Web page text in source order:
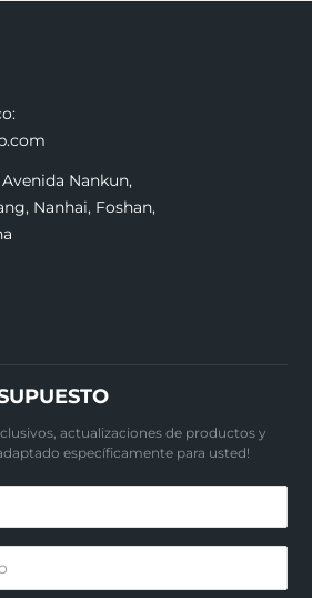
Nankun,
Nanhai, Foshan,
actualizaciones de productos y
específicamente para usted!